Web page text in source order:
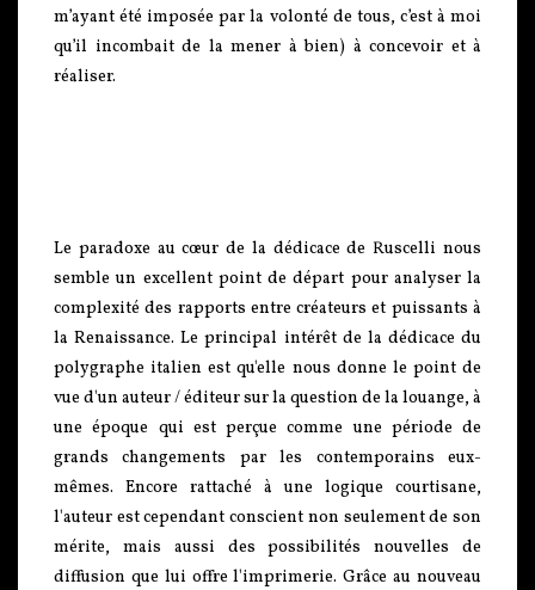
m’ayant été imposée par la volonté de tous, c’est à moi
qu’il incombait de la mener à bien) à concevoir et à
réaliser.
Le paradoxe au cœur de la dédicace de Ruscelli nous
semble un excellent point de départ pour analyser la
complexité des rapports entre créateurs et puissants à
la Renaissance. Le principal intérêt de la dédicace du
polygraphe italien est qu'elle nous donne le point de
vue d'un auteur / éditeur sur la question de la louange, à
une époque qui est perçue comme une période de
grands changements par les contemporains eux-
mêmes. Encore rattaché à une logique courtisane,
l'auteur est cependant conscient non seulement de son
mérite, mais aussi des possibilités nouvelles de
diffusion que lui offre l'imprimerie. Grâce au nouveau